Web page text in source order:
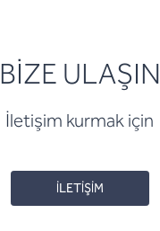
BİZE ULAŞIN
İletişim kurmak için
İLETİŞİM